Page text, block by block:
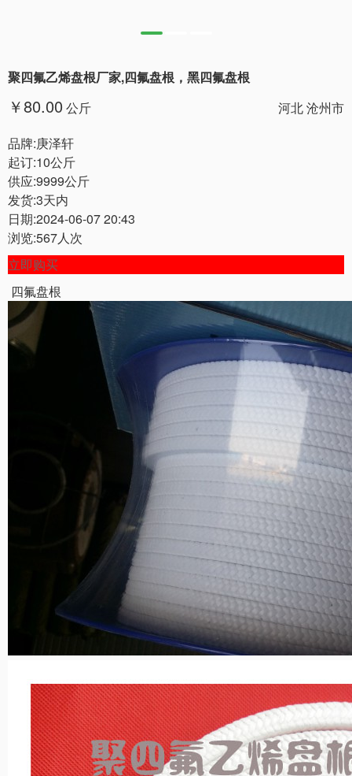
聚四氟乙烯盘根厂家,四氟盘根，黑四氟盘根
￥80.00 公斤
河北 沧州市
品牌:庚泽轩
起订:10公斤
供应:9999公斤
发货:3天内
日期:2024-06-07 20:43
浏览:567人次
立即购买
四氟盘根